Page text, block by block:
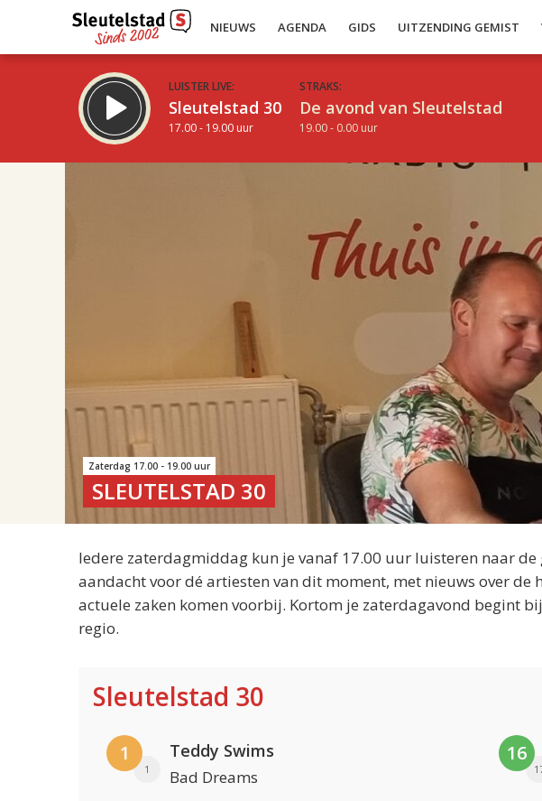
NIEUWS AGENDA GIDS UITZENDING GEMIST
LUISTER LIVE:
Sleutelstad 30
17.00 - 19.00 uur
STRAKS:
De avond van Sleutelstad
19.00 - 0.00 uur
Zaterdag 17.00 - 19.00 uur
SLEUTELSTAD 30
Iedere zaterdagmiddag kun je vanaf 17.00 uur luisteren naar
aandacht voor dé artiesten van dit moment, met nieuws over de
actuele zaken komen voorbij. Kortom je zaterdagavond begint
regio.
Sleutelstad 30
1
1
Teddy Swims
Bad Dreams
16